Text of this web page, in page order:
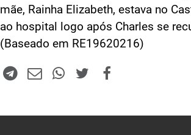
mãe, Rainha Elizabeth, estava no
ao hospital logo após Charles se
(Baseado em RE19620216)